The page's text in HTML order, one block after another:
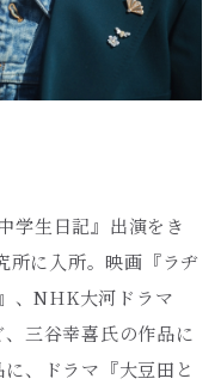
学生日記』出演をき
所に入所。映画『ラヂ
、NHK大河ドラマ
、三谷幸喜氏の作品に
、ドラマ『大豆田と